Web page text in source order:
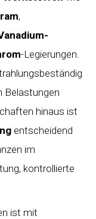
,
-Legierungen.
Belastungen
hinaus ist
entscheidend
im
kontrollierte
ist mit